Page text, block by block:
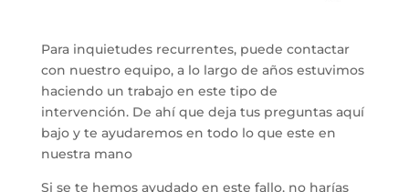
Para inquietudes recurrentes, puede contactar
con nuestro equipo, a lo largo de años estuvimos
haciendo un trabajo en este tipo de
intervención. De ahí que deja tus preguntas aquí
bajo y te ayudaremos en todo lo que este en
nuestra mano
Si se te hemos ayudado en este fallo, no harías